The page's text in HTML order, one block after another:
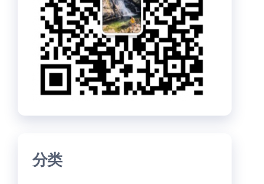
分类